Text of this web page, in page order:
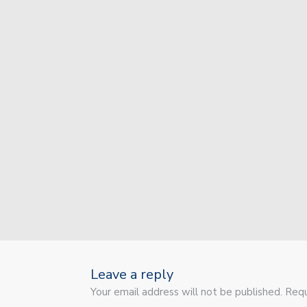
Con dos caras nuevas,
Leave a reply
Your email address will not be published.